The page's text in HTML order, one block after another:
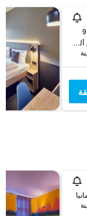
مارلين ديتري بلاتز 2, برلين, ألمانيا